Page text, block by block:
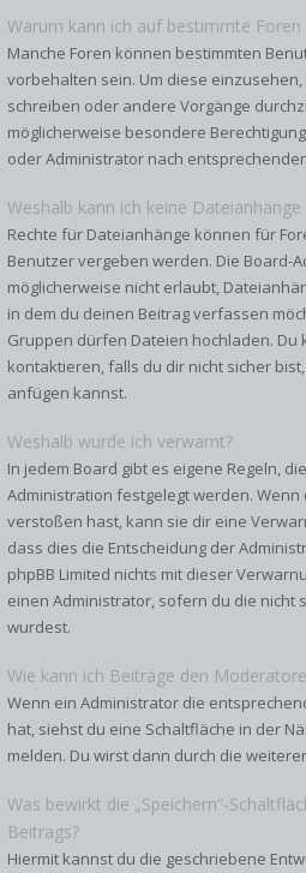
Warum kann ich auf bestimmte Foren
Manche Foren können bestimmten
vorbehalten sein. Um diese
schreiben oder andere Vorgänge
möglicherweise besondere
oder Administrator nach
Weshalb kann ich keine Dateianhänge
Rechte für Dateianhänge können für
Benutzer vergeben werden. Die Board-
möglicherweise nicht erlaubt,
in dem du deinen Beitrag verfassen
Gruppen dürfen Dateien hochladen.
kontaktieren, falls du dir nicht sicher
anfügen kannst.
Weshalb wurde ich verwarnt?
In jedem Board gibt es eigene Regeln,
Administration festgelegt werden. Wenn
verstoßen hast, kann sie dir eine
dass dies die Entscheidung der
phpBB Limited nichts mit dieser
einen Administrator, sofern du die nicht
wurdest.
Wie kann ich Beiträge den
Wenn ein Administrator die
hat, siehst du eine Schaltfläche in der
melden. Du wirst dann durch die
Was bewirkt die „Speichern“-
Beitrags?
Hiermit kannst du die geschriebene